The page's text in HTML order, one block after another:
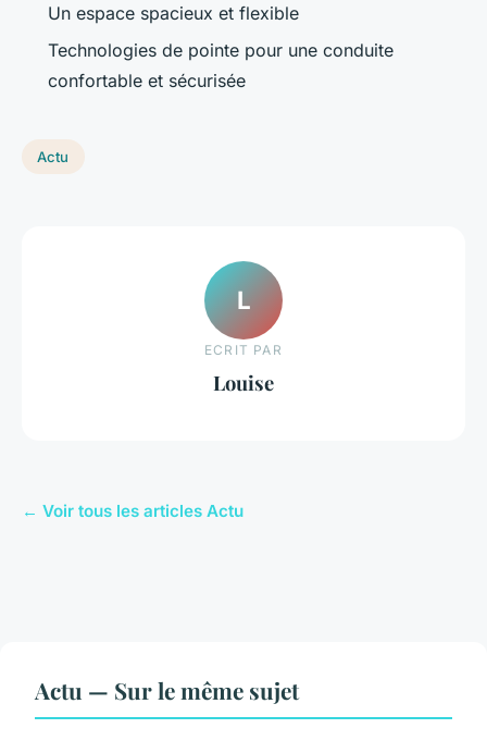
Un espace spacieux et flexible
Technologies de pointe pour une conduite
confortable et sécurisée
Actu
L
ECRIT PAR
Louise
← Voir tous les articles Actu
Actu — Sur le même sujet